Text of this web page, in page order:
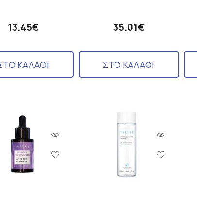
13.45€
ΚΑΛΑΘΙ
35.01€
ΣΤΟ ΚΑΛΑΘΙ